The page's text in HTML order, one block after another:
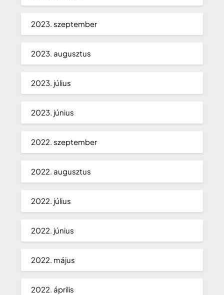
2023. szeptember
2023. augusztus
2023. július
2023. június
2022. szeptember
2022. augusztus
2022. július
2022. június
2022. május
2022. április